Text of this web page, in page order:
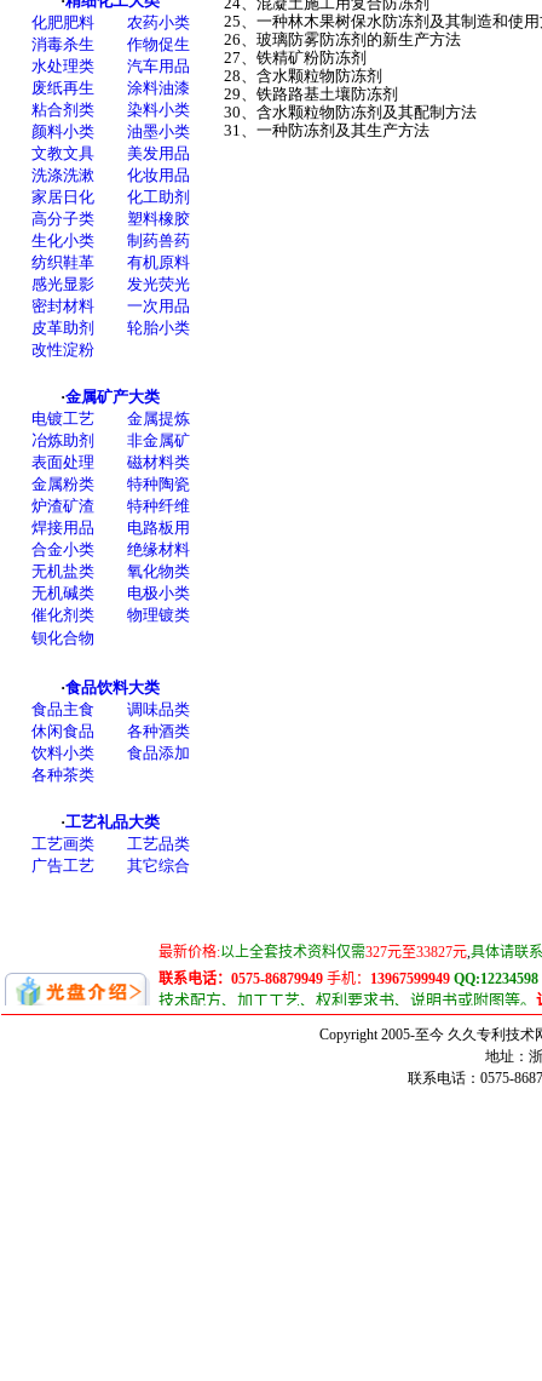
25、一种林木果树保水防冻剂及其制造和使
26、玻璃防雾防冻剂的新生产方法
27、铁精矿粉防冻剂
28、含水颗粒物防冻剂
29、铁路路基土壤防冻剂
30、含水颗粒物防冻剂及其配制方法
31、一种防冻剂及其生产方法
Copyright 2005-至今 久久专利技
地址：
联系电话：0575-